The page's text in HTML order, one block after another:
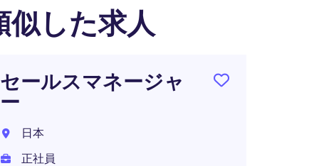
似した求人
セールスマネージャ
ー
日本
正社員